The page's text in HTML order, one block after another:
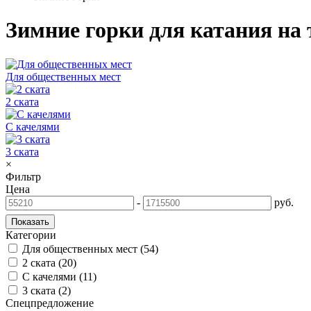
Зимние горки для катания на
Для общественных мест
2 ската
С качелями
3 ската
×
Фильтр
Цена
-
руб.
Категории
Для общественных мест (54)
2 ската (20)
С качелями (11)
3 ската (2)
Спецпредложение